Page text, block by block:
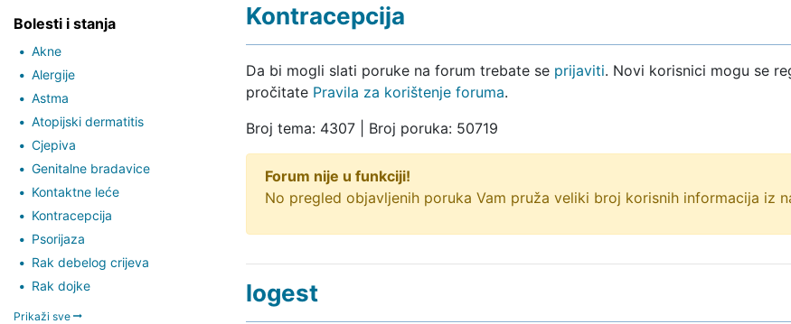
Bolesti i stanja
Akne
Alergije
Astma
Atopijski dermatitis
Cjepiva
Genitalne bradavice
Kontaktne leće
Kontracepcija
Psorijaza
Rak debelog crijeva
Rak dojke
Prikaži sve
Kontracepcija
Da bi mogli slati poruke na forum trebate se prijaviti. Novi korisnici mogu se
pročitate Pravila za korištenje foruma.
Broj tema: 4307 | Broj poruka: 50719
Forum nije u funkciji!
No pregled objavljenih poruka Vam pruža veliki broj korisnih informacija iz
logest